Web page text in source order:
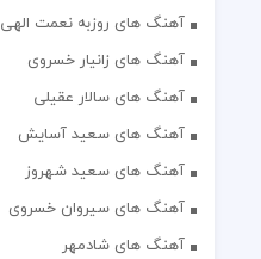
آهنگ های روزبه نعمت الهی
آهنگ های زانیار خسروی
آهنگ های سالار عقیلی
آهنگ های سعید آسایش
آهنگ های سعید شهروز
آهنگ های سیروان خسروی
آهنگ های شادمهر